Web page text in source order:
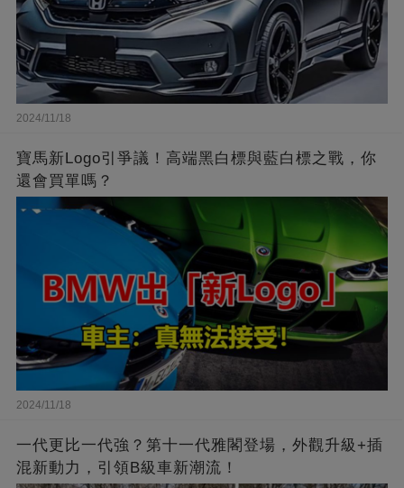
2024/11/18
寶馬新Logo引爭議！高端黑白標與藍白標之戰，你
還會買單嗎？
2024/11/18
一代更比一代強？第十一代雅閣登場，外觀升級+插
混新動力，引領B級車新潮流！